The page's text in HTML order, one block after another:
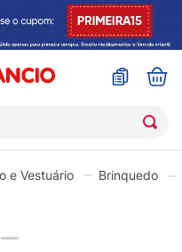
e Vestuário Brinquedo